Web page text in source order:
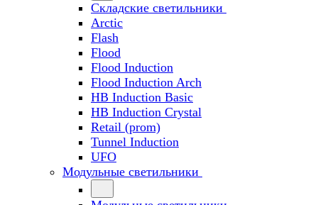
Складские светильники
Arctic
Flash
Flood
Flood Induction
Flood Induction Arch
HB Induction Basic
HB Induction Crystal
Retail (prom)
Tunnel Induction
UFO
Модульные светильники